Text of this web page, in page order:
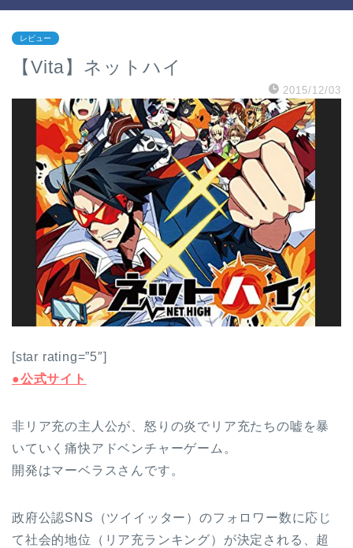
レビュー
【Vita】ネットハイ
2015/12/03
[star rating=”5″]
●公式サイト
非リア充の主人公が、怒りの炎でリア充たちの嘘を暴
いていく痛快アドベンチャーゲーム。
開発はマーベラスさんです。
政府公認SNS（ツイイッター）のフォロワー数に応じ
て社会的地位（リア充ランキング）が決定される、超